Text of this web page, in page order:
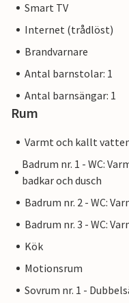
Smart TV
Internet (trådlöst)
Brandvarnare
Antal barnstolar: 1
Antal barnsängar: 1
Rum
Varmt och kallt
Badrum nr. 1 - WC:
badkar och dusch
Badrum nr. 2 - WC:
Badrum nr. 3 - WC:
Kök
Motionsrum
Sovrum nr. 1 -